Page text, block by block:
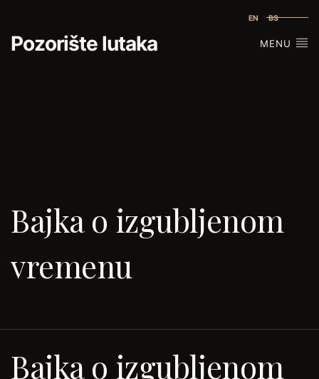
EN BS
Pozorište lutaka MENU
Bajka o izgubljenom
vremenu
Bajka o izgubljenom